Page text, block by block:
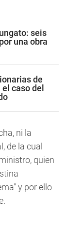
seis
una obra
de
el caso del
ni la
de la cual
quien
y por ello